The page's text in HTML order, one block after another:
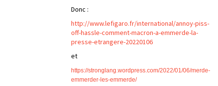
Donc :
http://www.lefigaro.fr/international/annoy-piss-
off-hassle-comment-macron-a-emmerde-la-
presse-etrangere-20220106
et
https://stronglang.wordpress.com/2022/01/06/merde-
emmerder-les-emmerde/